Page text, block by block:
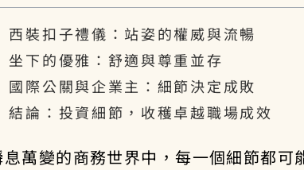
西裝扣子禮儀：站姿的權威與流暢
坐下的優雅：舒適與尊重並存
國際公關與企業主：細節決定成敗
結論：投資細節，收穫卓越職場成效
息萬變的商務世界中，每一個細節都